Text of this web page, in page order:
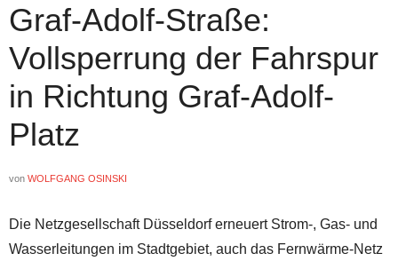
Graf-Adolf-Straße:
Vollsperrung der Fahrspur
in Richtung Graf-Adolf-
Platz
von WOLFGANG OSINSKI
Die Netzgesellschaft Düsseldorf erneuert Strom-, Gas- und
Wasserleitungen im Stadtgebiet, auch das Fernwärme-Netz